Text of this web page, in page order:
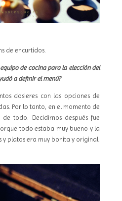
de encurtidos.
de cocina para la elección del
a definir el menú?
dosieres con las opciones de
Por lo tanto, en el momento de
todo. Decidirnos después fue
todo estaba muy bueno y la
y platos era muy bonita y original.